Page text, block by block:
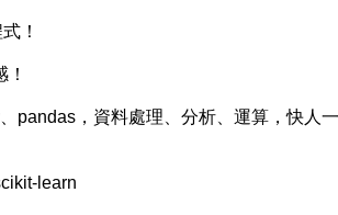
！
，資料處理、分析、運算，快人一
learn